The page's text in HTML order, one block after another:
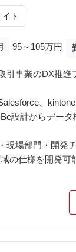
ト
95～105万円
引事業のDX推進
、
設計からデー
現場部門・開発
の仕様を開発可
、kintone等の
・営業管理業務
デル設計および